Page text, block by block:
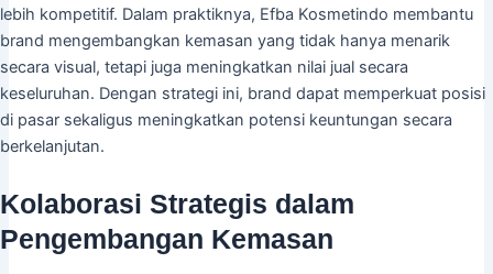
lebih kompetitif. Dalam praktiknya, Efba Kosmetindo membantu
brand mengembangkan kemasan yang tidak hanya menarik
secara visual, tetapi juga meningkatkan nilai jual secara
keseluruhan. Dengan strategi ini, brand dapat memperkuat posisi
di pasar sekaligus meningkatkan potensi keuntungan secara
berkelanjutan.
Kolaborasi Strategis dalam
Pengembangan Kemasan